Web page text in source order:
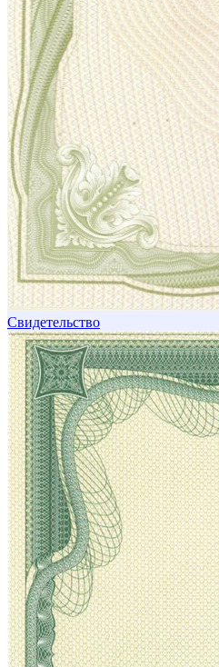
Свидетельство